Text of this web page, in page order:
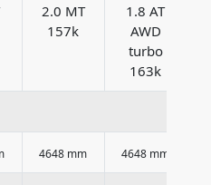
2.0 MT
157k
1.8 AT
AWD
turbo
163k
4648 mm 4648 mm